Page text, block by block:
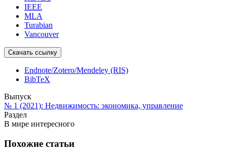
IEEE
MLA
Turabian
Vancouver
Скачать ссылку
Endnote/Zotero/Mendeley (RIS)
BibTeX
Выпуск
№ 1 (2021): Недвижимость: экономика, управление
Раздел
В мире интересного
Похожие статьи